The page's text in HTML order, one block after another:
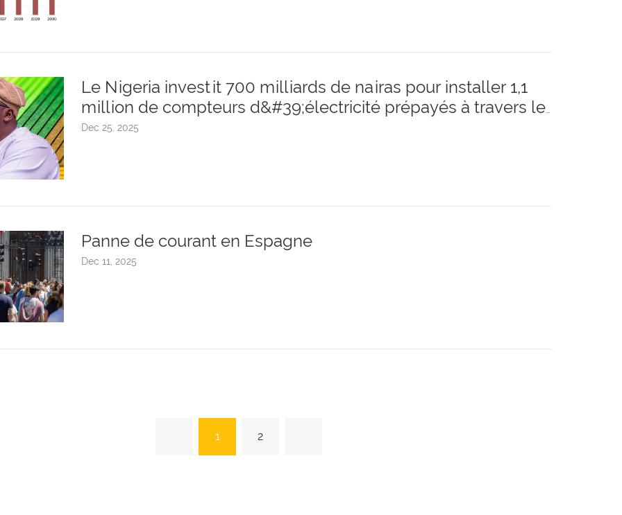
Le Nigeria investit 700 milliards de nairas pour installer 1,1
million de compteurs d&#39;électricité prépayés à travers le
pays.
Dec 25, 2025
Panne de courant en Espagne
Dec 11, 2025
1 2